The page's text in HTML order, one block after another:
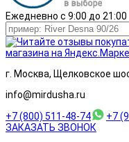
Ежедневно с 9:00 до 21:00
г. Москва, Щелковское
info@mirdusha.ru
+7 (800) 511-48-74
+7
ЗАКАЗАТЬ ЗВОНОК